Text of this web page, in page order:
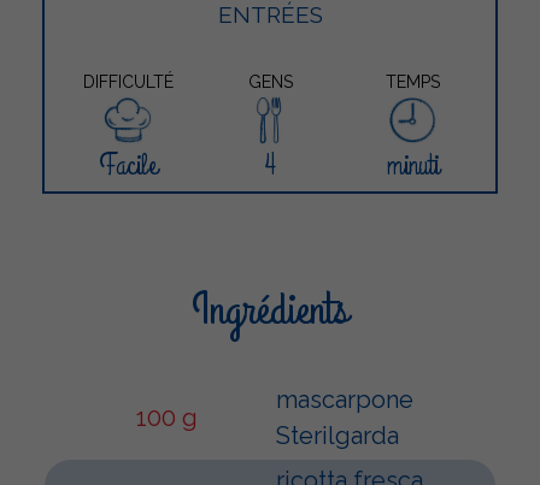
ENTRÉES
DIFFICULTÉ GENS TEMPS
Facile 4 minuti
Ingrédients
100 g
mascarpone
Sterilgarda